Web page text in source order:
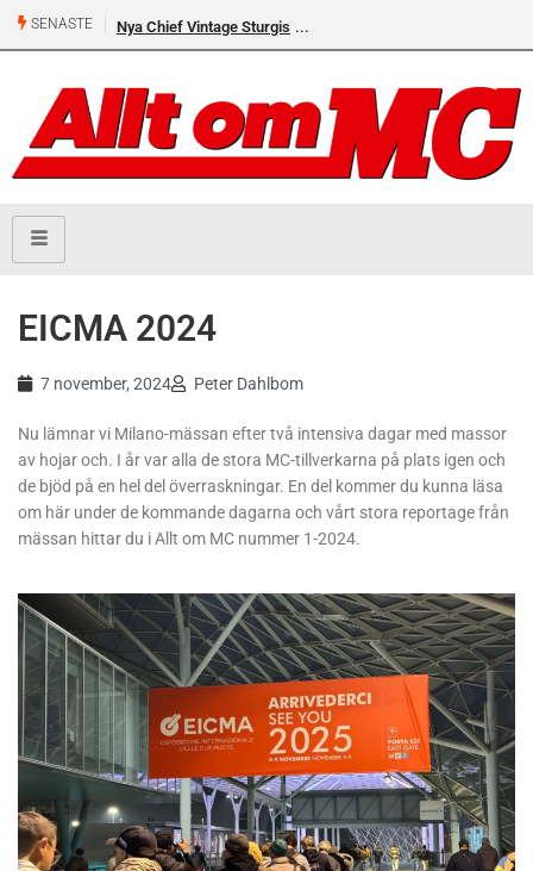
SENASTE Nya Chief Vintage Sturgis
EICMA 2024
7 november, 2024 Peter Dahlbom
Nu lämnar vi Milano-mässan efter två intensiva dagar med massor
av hojar och. I år var alla de stora MC-tillverkarna på plats igen och
de bjöd på en hel del överraskningar. En del kommer du kunna läsa
om här under de kommande dagarna och vårt stora reportage från
mässan hittar du i Allt om MC nummer 1-2024.